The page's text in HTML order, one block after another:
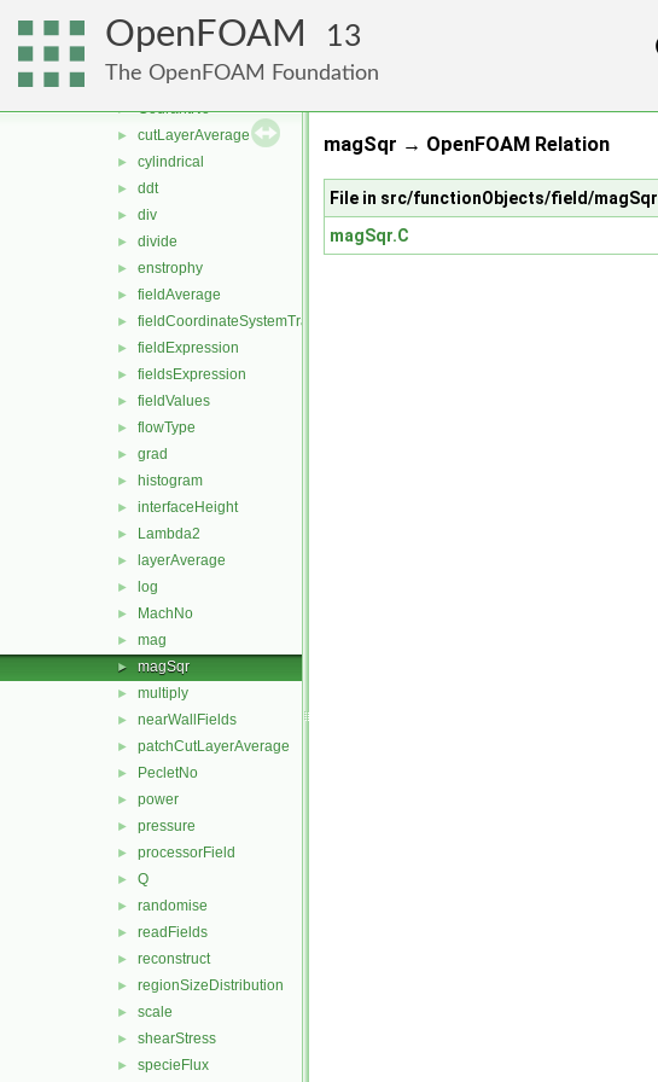
OpenFOAM 13
The OpenFOAM Foundation
► bXiProgress
comfort
► components
► CourantNo
► cutLayerAverage
► cylindrical
► ddt
► div
► divide
► enstrophy
► fieldAverage
► fieldCoordinateSystemTransform
► fieldExpression
► fieldsExpression
► fieldValues
► flowType
► grad
► histogram
► interfaceHeight
► Lambda2
► layerAverage
► log
► MachNo
► mag
► magSqr
► multiply
► nearWallFields
► patchCutLayerAverage
► PecletNo
► power
► pressure
► processorField
► Q
► randomise
► readFields
► reconstruct
► regionSizeDistribution
► scale
► shearStress
► specieFlux
magSqr → OpenFOAM Relation
File in src/functionObjects/field/magSqr
magSqr.C